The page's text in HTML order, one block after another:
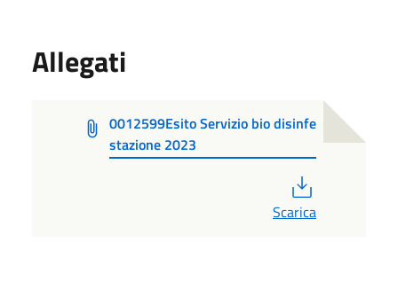
Allegati
0012599Esito Servizio bio disinfe
stazione 2023
Scarica